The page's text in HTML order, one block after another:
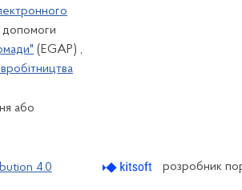
допомоги
(EGAP) ,
або
4.0
розробник